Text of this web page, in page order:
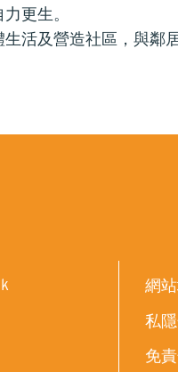
更生。
生活及營造社區，與
網
私
免